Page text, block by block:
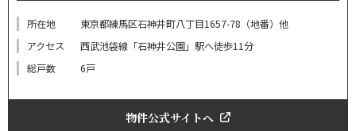
所在地
東京都練馬区石神井町八丁目1657-78（地番）他
アクセス
西武池袋線「石神井公園」駅へ徒歩11分
総戸数
6戸
物件公式サイトへ